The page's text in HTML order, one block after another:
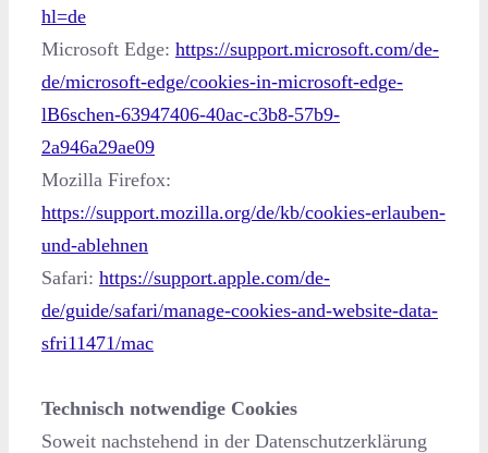
hl=de
Microsoft Edge: https://support.microsoft.com/de-
de/microsoft-edge/cookies-in-microsoft-edge-
lB6schen-63947406-40ac-c3b8-57b9-
2a946a29ae09
Mozilla Firefox:
https://support.mozilla.org/de/kb/cookies-erlauben-
und-ablehnen
Safari: https://support.apple.com/de-
de/guide/safari/manage-cookies-and-website-data-
sfri11471/mac
Technisch notwendige Cookies
Soweit nachstehend in der Datenschutzerklärung